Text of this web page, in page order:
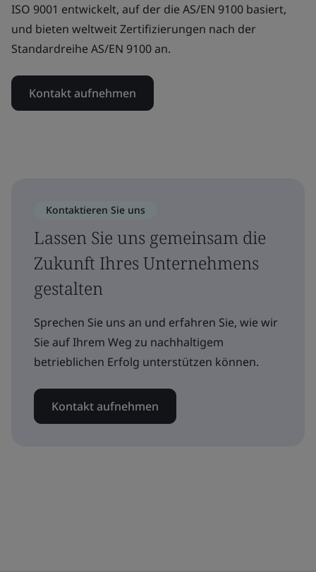
ISO 9001 entwickelt, auf der die AS/EN 9100 basiert,
und bieten weltweit Zertifizierungen nach der
Standardreihe AS/EN 9100 an.
Kontakt aufnehmen
Kontaktieren Sie uns
Lassen Sie uns gemeinsam die
Zukunft Ihres Unternehmens
gestalten
Sprechen Sie uns an und erfahren Sie, wie wir
Sie auf Ihrem Weg zu nachhaltigem
betrieblichen Erfolg unterstützen können.
Kontakt aufnehmen